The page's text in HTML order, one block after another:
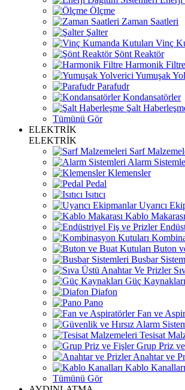
Ölçme
Zaman Saatleri
Şalter
Vinç
Şönt Reaktör
Harmonik Filtre
Yumuşak
Parafudr
Kondansatörler
Şalt
Tümünü Gör
ELEKTRİK
ELEKTRİK
Sarf
Alarm
Klemensler
Pedal
Isıtıcı
Uyarıcı
Kablo Makarası
Buton
Busbar
Güç Kaynakları
Diafon
Pano
Fan ve
Tesisat
Grup Priz
Anahtar ve
Kablo Kanalları
Tümünü Gör